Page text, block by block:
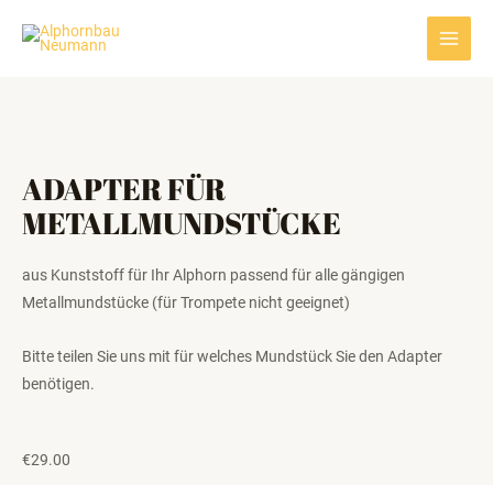
Inhalt
Main
ADAPTER FÜR
METALLMUNDSTÜCKE
aus Kunststoff für Ihr Alphorn passend für alle gängigen
Metallmundstücke (für Trompete nicht geeignet)
Bitte teilen Sie uns mit für welches Mundstück Sie den Adapter
benötigen.
€29.00